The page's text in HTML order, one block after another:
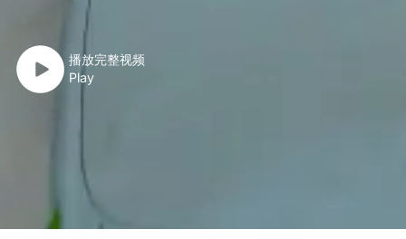
播放完整视频
Play